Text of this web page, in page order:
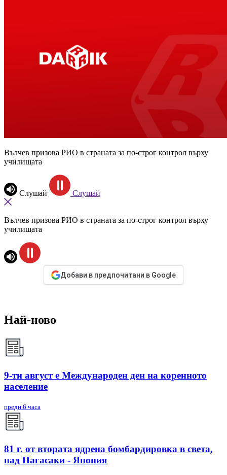
Вълчев призова РИО в страната за по-строг контрол върху
училищата
Слушай Слушай
Вълчев призова РИО в страната за по-строг контрол върху
училищата
Добави в предпочитани в Google
Най-ново
9-ти август е Международен ден на коренното
население
преди 6 часа
81 г. от втората ядрена бомбардировка в света,
над Нагасаки - Япония